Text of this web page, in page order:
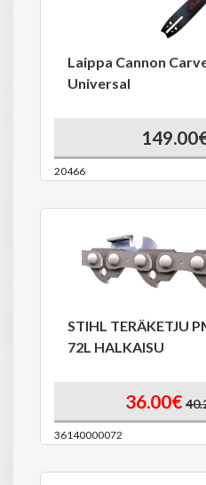
Laippa Cannon
Universal
20466
STIHL TERÄKETJU
72L HALKAISU
36.00€
36140000072